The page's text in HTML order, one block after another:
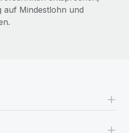
auf Mindestlohn und
+
+